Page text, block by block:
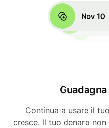
Continua a usare il
cresce. Il tuo denaro